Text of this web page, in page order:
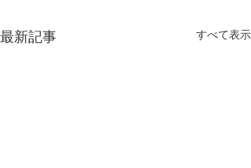
最新記事 すべて表示